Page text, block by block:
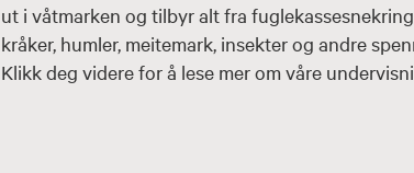
ut i våtmarken og tilbyr alt fra
kråker, humler, meitemark, insekter og andre
Klikk deg videre for å lese mer om våre